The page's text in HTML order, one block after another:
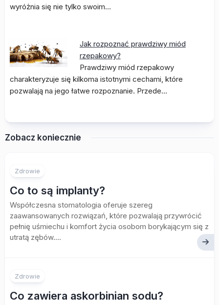
wyróżnia się nie tylko swoim…
Jak rozpoznać prawdziwy miód
rzepakowy?
Prawdziwy miód rzepakowy
charakteryzuje się kilkoma istotnymi cechami, które
pozwalają na jego łatwe rozpoznanie. Przede…
Zobacz koniecznie
Zdrowie
Co to są implanty?
Współczesna stomatologia oferuje szereg
zaawansowanych rozwiązań, które pozwalają przywrócić
pełnię uśmiechu i komfort życia osobom borykającym się z
utratą zębów....
Zdrowie
Co zawiera askorbinian sodu?